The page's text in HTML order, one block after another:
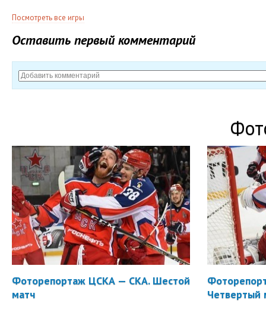
Посмотреть все игры
Оставить первый комментарий
Фоторепортаж ЦСКА — СКА. Шестой
матч
Четвертый